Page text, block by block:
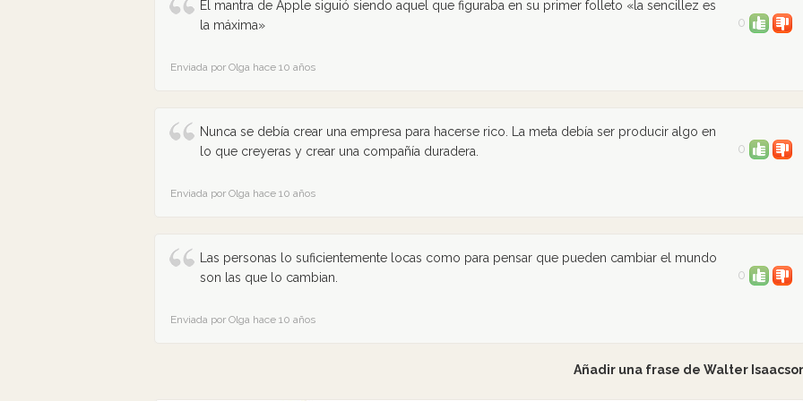
El mantra de Apple siguió siendo aquel que figuraba en su primer folleto «la sencillez es
la máxima»
0
Enviada por Olga hace 10 años
Nunca se debía crear una empresa para hacerse rico. La meta debía ser producir algo en
lo que creyeras y crear una compañía duradera.
0
Enviada por Olga hace 10 años
Las personas lo suficientemente locas como para pensar que pueden cambiar el mundo
son las que lo cambian.
0
Enviada por Olga hace 10 años
Añadir una frase de Walter